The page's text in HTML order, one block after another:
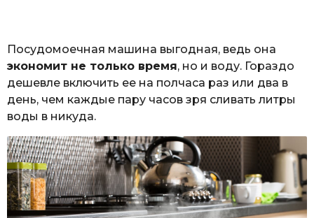
Посудомоечная машина выгодная, ведь она
экономит не только время, но и воду. Гораздо
дешевле включить ее на полчаса раз или два в
день, чем каждые пару часов зря сливать литры
воды в никуда.